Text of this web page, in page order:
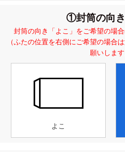
①封筒の向
封筒の向き「よこ」をご希望の場
（ふたの位置を右側にご希望の場合
願いします
よこ